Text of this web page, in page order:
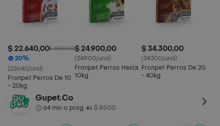
$ 22.640,00$ 28.300,00
20%
(22640/und)
Fronpet Perros De 10
- 20kg
$ 24.900,00
(24900/und)
Fronpet Perros Hasta
10kg
$ 34.300,00
(34300/und)
Fronpet Perros De 20
- 40kg
Gupet.Co
64 min o prog.• $ 8500